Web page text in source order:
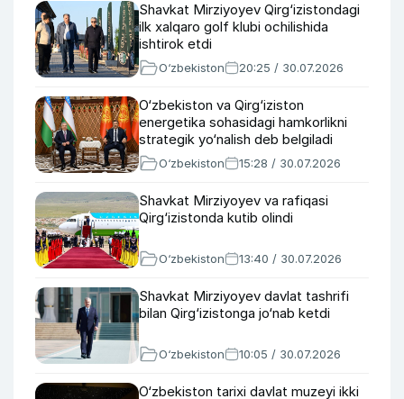
Shavkat Mirziyoyev Qirg‘izistondagi
ilk xalqaro golf klubi ochilishida
ishtirok etdi
O‘zbekiston 20:25 / 30.07.2026
O‘zbekiston va Qirg‘iziston
energetika sohasidagi hamkorlikni
strategik yo‘nalish deb belgiladi
O‘zbekiston 15:28 / 30.07.2026
Shavkat Mirziyoyev va rafiqasi
Qirg‘izistonda kutib olindi
O‘zbekiston 13:40 / 30.07.2026
Shavkat Mirziyoyev davlat tashrifi
bilan Qirg‘izistonga jo‘nab ketdi
O‘zbekiston 10:05 / 30.07.2026
O‘zbekiston tarixi davlat muzeyi ikki